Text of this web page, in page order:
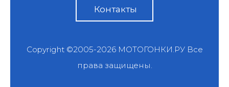
Контакты
Copyright ©2005-2026 МОТОГОНКИ.РУВсе
права защищены.